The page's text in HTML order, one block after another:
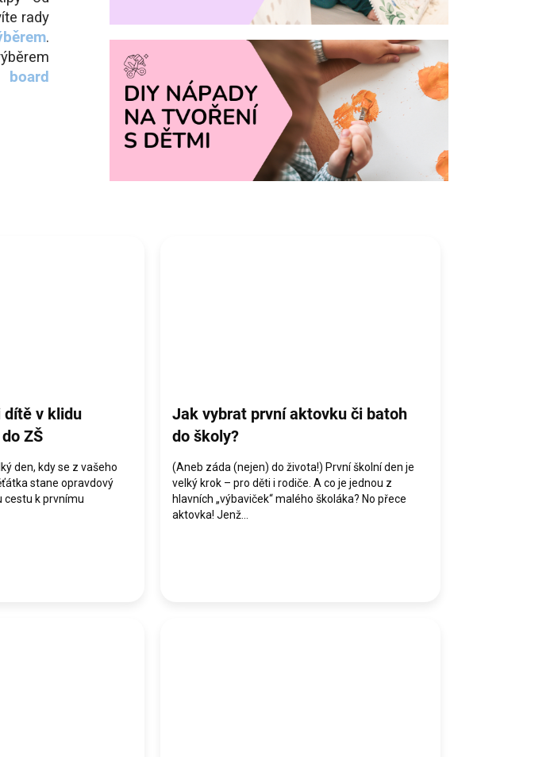
rady
.
board
dítě v klidu
ZŠ
den, kdy se z vašeho
stane opravdový
cestu k prvnímu
Jak vybrat první aktovku či batoh
do školy?
(Aneb záda (nejen) do života!) První školní den je
velký krok – pro děti i rodiče. A co je jednou z
hlavních „výbaviček“ malého školáka? No přece
aktovka! Jenž...